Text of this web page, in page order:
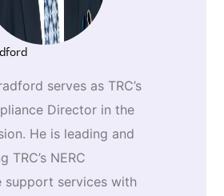
serves as TRC’s
Director in the
He is leading and
TRC’s NERC
support services with